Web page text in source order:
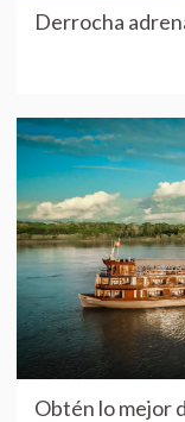
Derrocha
Obtén lo mejor